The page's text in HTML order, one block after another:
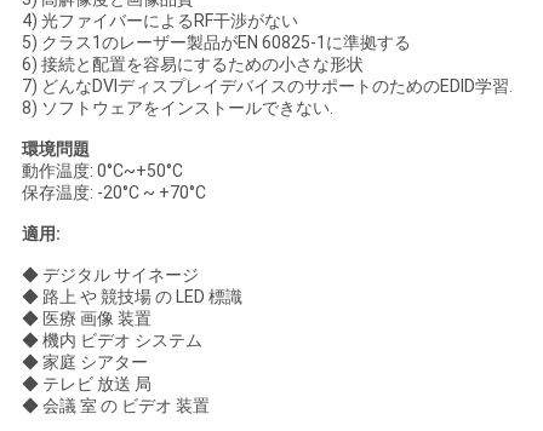
引
用
を
要
求
し
な
さ
い
4) 光ファイバーによるRF干渉がない
5) クラス1のレーザー製品がEN 60825-1に準拠する
6) 接続と配置を容易にするための小さな形状
7) どんなDVIディスプレイデバイスのサポートのためのEDID学習.
8) ソフトウェアをインストールできない.
環境問題
動作温度: 0°C~+50°C
保存温度: -20°C ~ +70°C
適用:
◆ デジタル サイネージ
◆ 路上 や 競技場 の LED 標識
◆ 医療 画像 装置
◆ 機内 ビデオ システム
◆ 家庭 シアター
◆ テレビ 放送 局
◆ 会議 室 の ビデオ 装置